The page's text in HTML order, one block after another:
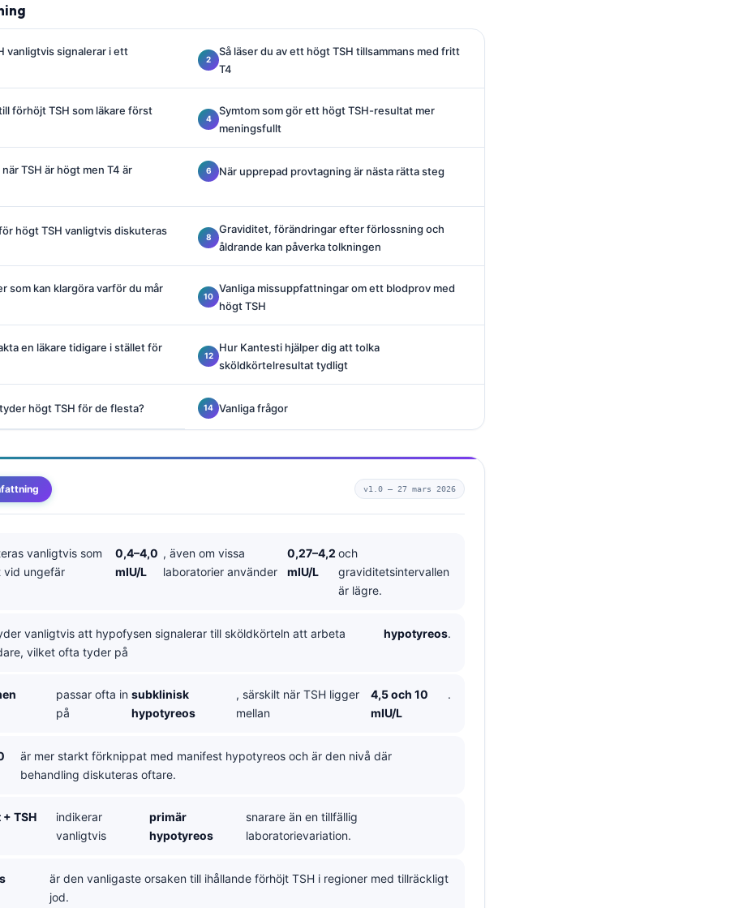
vanligtvis signalerar i ett
Så läser du av ett högt TSH tillsammans med fritt
T4
förhöjt TSH som läkare först
Symtom som gör ett högt TSH-resultat mer
meningsfullt
TSH är högt men T4 är
När upprepad provtagning är nästa rätta steg
högt TSH vanligtvis diskuteras
Graviditet, förändringar efter förlossning och
åldrande kan påverka tolkningen
som kan klargöra varför du mår
Vanliga missuppfattningar om ett blodprov med
högt TSH
en läkare tidigare i stället för
Hur Kantesti hjälper dig att tolka
sköldkörtelresultat tydligt
högt TSH för de flesta? Vanliga frågor
v1.0 — 27 mars 2026
vanligtvis som
vid ungefär
0,4–4,0
mIU/L
, även om vissa
laboratorier använder
0,27–4,2
mIU/L
och
graviditetsintervallen
är lägre.
vanligtvis att hypofysen signalerar till sköldkörteln att arbeta
vilket ofta tyder på
hypotyreos.
passar ofta in
på
subklinisk
hypotyreos
, särskilt när TSH ligger
mellan
4,5 och 10
mIU/L
.
är mer starkt förknippat med manifest hypotyreos och är den nivå där
behandling diskuteras oftare.
TSH
indikerar
vanligtvis
primär
hypotyreos
snarare än en tillfällig
laboratorievariation.
är den vanligaste orsaken till ihållande förhöjt TSH i regioner med tillräckligt
jod.